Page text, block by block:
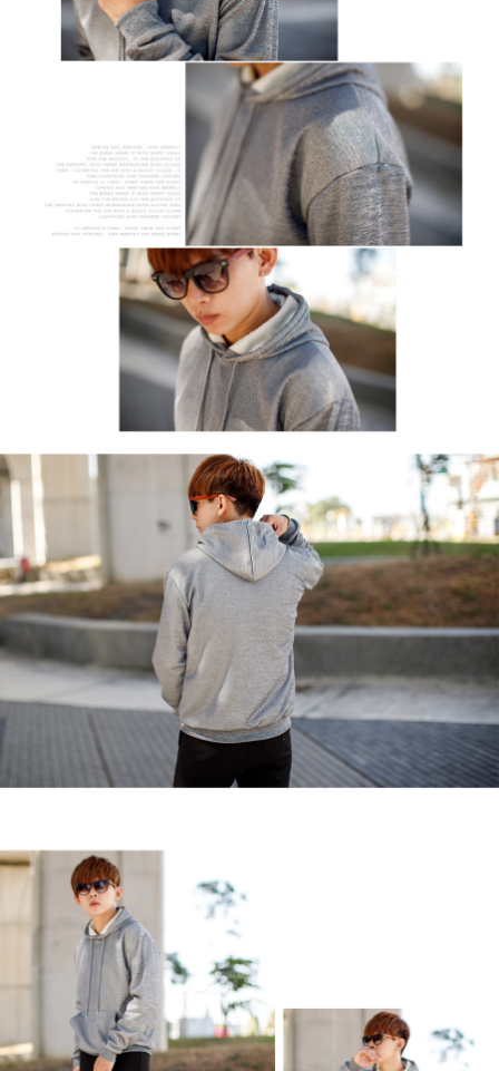
請求用戶進行身份認證。
５．嚴禁一人註冊多個帳號或使用他人資訊註冊。若發現惡意使用之情形，
恩沛科技股份有限公司將有權停止該用戶之使用額度並採取法律行動。